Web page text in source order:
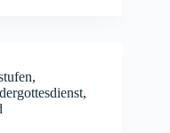
,
,